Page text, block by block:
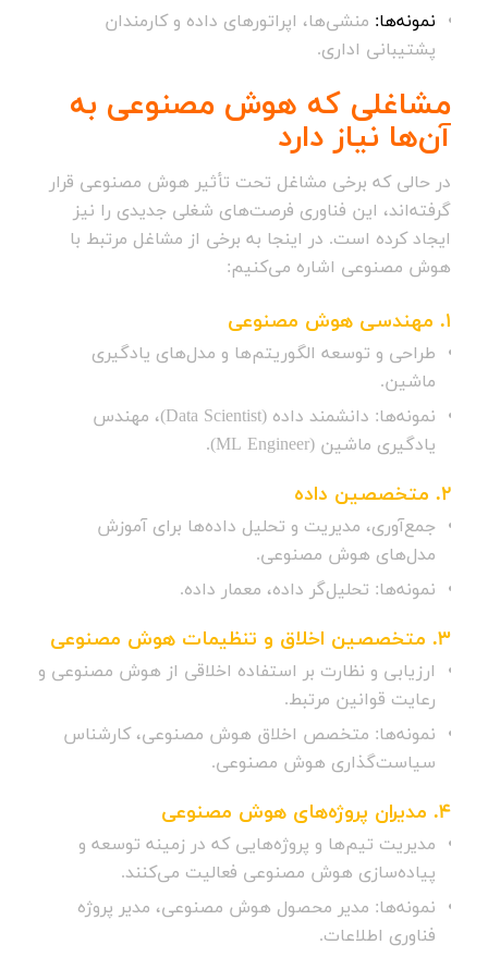
نمونه‌ها: منشی‌ها، اپراتورهای داده و کارمندان
پشتیبانی اداری.
مشاغلی که هوش مصنوعی به
آن‌ها نیاز دارد
در حالی که برخی مشاغل تحت تأثیر هوش مصنوعی قرار
گرفته‌اند، این فناوری فرصت‌های شغلی جدیدی را نیز
ایجاد کرده است. در اینجا به برخی از مشاغل مرتبط با
هوش مصنوعی اشاره می‌کنیم:
1. مهندسی هوش مصنوعی
طراحی و توسعه الگوریتم‌ها و مدل‌های یادگیری
ماشین.
نمونه‌ها: دانشمند داده (Data Scientist)، مهندس
یادگیری ماشین (ML Engineer).
2. متخصصین داده
جمع‌آوری، مدیریت و تحلیل داده‌ها برای آموزش
مدل‌های هوش مصنوعی.
نمونه‌ها: تحلیل‌گر داده، معمار داده.
3. متخصصین اخلاق و تنظیمات هوش مصنوعی
ارزیابی و نظارت بر استفاده اخلاقی از هوش مصنوعی و
رعایت قوانین مرتبط.
نمونه‌ها: متخصص اخلاق هوش مصنوعی، کارشناس
سیاست‌گذاری هوش مصنوعی.
4. مدیران پروژه‌های هوش مصنوعی
مدیریت تیم‌ها و پروژه‌هایی که در زمینه توسعه و
پیاده‌سازی هوش مصنوعی فعالیت می‌کنند.
نمونه‌ها: مدیر محصول هوش مصنوعی، مدیر پروژه
فناوری اطلاعات.